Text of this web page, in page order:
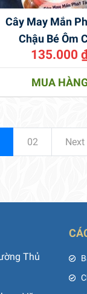
Cây May Mắn
Chậu Bé Ôm
135.000
MUA
02 Next
Thủ